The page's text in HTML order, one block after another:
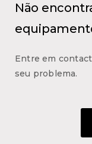
Não
Entre em
seu problema.